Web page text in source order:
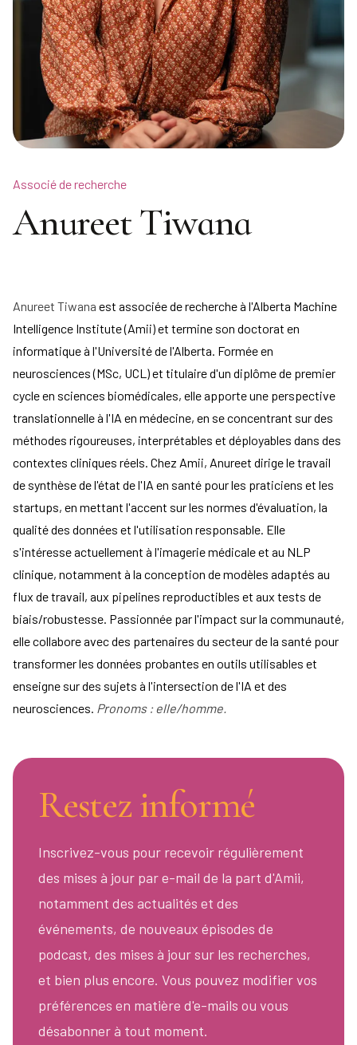
Associé de recherche
Anureet Tiwana
Anureet Tiwana est associée de recherche à l'Alberta Machine
Intelligence Institute (Amii) et termine son doctorat en
informatique à l'Université de l'Alberta. Formée en
neurosciences (MSc, UCL) et titulaire d'un diplôme de premier
cycle en sciences biomédicales, elle apporte une perspective
translationnelle à l'IA en médecine, en se concentrant sur des
méthodes rigoureuses, interprétables et déployables dans des
contextes cliniques réels. Chez Amii, Anureet dirige le travail
de synthèse de l'état de l'IA en santé pour les praticiens et les
startups, en mettant l'accent sur les normes d'évaluation, la
qualité des données et l'utilisation responsable. Elle
s'intéresse actuellement à l'imagerie médicale et au NLP
clinique, notamment à la conception de modèles adaptés au
flux de travail, aux pipelines reproductibles et aux tests de
biais/robustesse. Passionnée par l'impact sur la communauté,
elle collabore avec des partenaires du secteur de la santé pour
transformer les données probantes en outils utilisables et
enseigne sur des sujets à l'intersection de l'IA et des
neurosciences. Pronoms : elle/homme.
Restez informé
Inscrivez-vous pour recevoir régulièrement
des mises à jour par e-mail de la part d'Amii,
notamment des actualités et des
événements, de nouveaux épisodes de
podcast, des mises à jour sur les recherches,
et bien plus encore. Vous pouvez modifier vos
préférences en matière d'e-mails ou vous
désabonner à tout moment.